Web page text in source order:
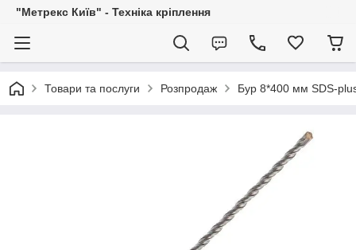
"Метрекс Київ" - Техніка кріплення
Товари та послуги Розпродаж Бур 8*400 мм SDS-